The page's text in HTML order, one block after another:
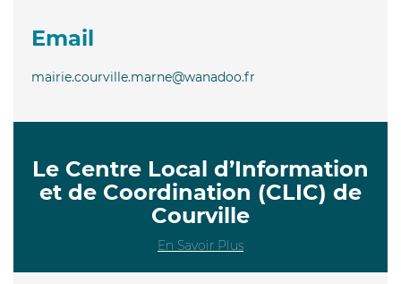
Email
mairie.courville.marne@wanadoo.fr
Le Centre Local d’Information
et de Coordination (CLIC) de
Courville
En Savoir Plus